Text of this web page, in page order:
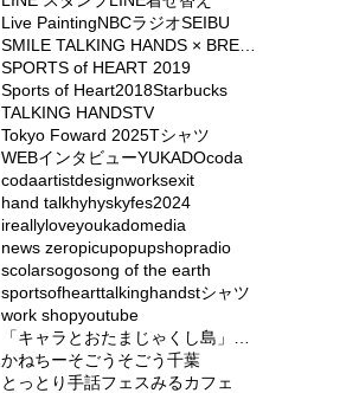
Live PaintingNBCラジオSEIBU
SPORTS of HEART 2019
Sports of Heart2018Starbucks
TALKING HANDSTV
Tokyo Foward 2025Tシャツ
WEBインタビューYUKADOcoda
codaartistdesignworksexit
hand talkhyhyskyfes2024
ireallyloveyoukadomedia
news zeropicupopupshopradio
scolarsogosong of the earth
sportsofhearttalkinghandstシャツ
work shopyoutube
かねちーそごう そごう千葉
とっとり手話フェスみるカフェ